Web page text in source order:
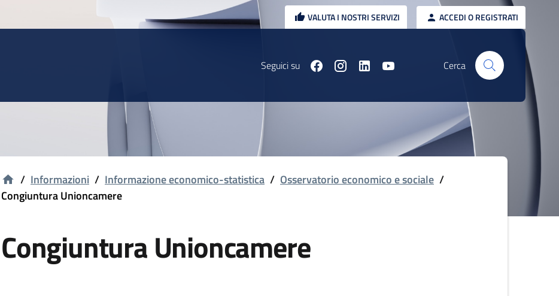
VALUTA I NOSTRI SERVIZI ACCEDI O REGISTRATI
Seguici su Cerca
/ Informazioni / Informazione economico-statistica / Osservatorio economico e sociale /
Congiuntura Unioncamere
Congiuntura Unioncamere